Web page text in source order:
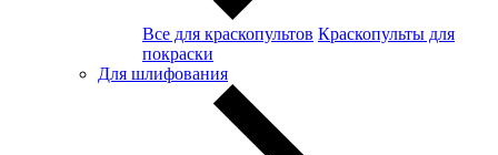
Все для краскопультов Краскопульты для
покраски
Для шлифования